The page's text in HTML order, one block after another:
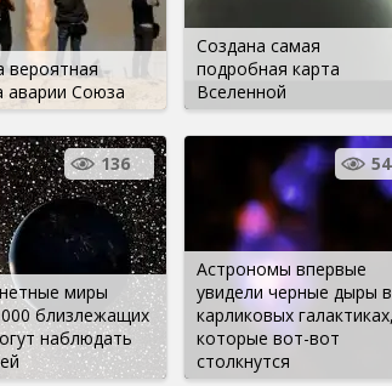
вероятная
аварии Союза
Создана самая
подробная карта
Вселенной
миры
близлежащих
наблюдать
136
Астрономы впервые
увидели черные дыры в
карликовых
которые вот-вот
столкнутся
54